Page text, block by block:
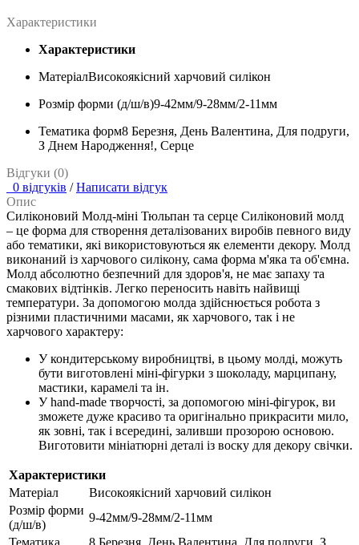
Характеристики
Характеристики
МатеріалВисокоякісний харчовий силікон
Розмір форми (д/ш/в)9-42мм/9-28мм/2-11мм
Тематика форм8 Березня, День Валентина, Для подруги,
З Днем Народження!, Серце
Відгуки (0)
0 відгуків / Написати відгук
Опис
Силіконовий Молд-міні Тюльпан та серце Силіконовий молд
– це форма для створення деталізованих виробів певного виду
або тематики, які використовуються як елементи декору. Молд
виконаний із харчового силікону, сама форма м'яка та об'ємна.
Молд абсолютно безпечний для здоров'я, не має запаху та
смакових відтінків. Легко переносить навіть найвищі
температури. За допомогою молда здійснюється робота з
різними пластичними масами, як харчового, так і не
харчового характеру:
У кондитерському виробництві, в цьому молді, можуть
бути виготовлені міні-фігурки з шоколаду, марципану,
мастики, карамелі та ін.
У hand-made творчості, за допомогою міні-фігурок, ви
зможете дуже красиво та оригінально прикрасити мило,
як зовні, так і всередині, заливши прозорою основою.
Виготовити мініатюрні деталі із воску для декору свічки.
Характеристики
Матеріал
Високоякісний харчовий силікон
Розмір форми
(д/ш/в)
9-42мм/9-28мм/2-11мм
Тематика
8 Березня, День Валентина, Для подруги, З